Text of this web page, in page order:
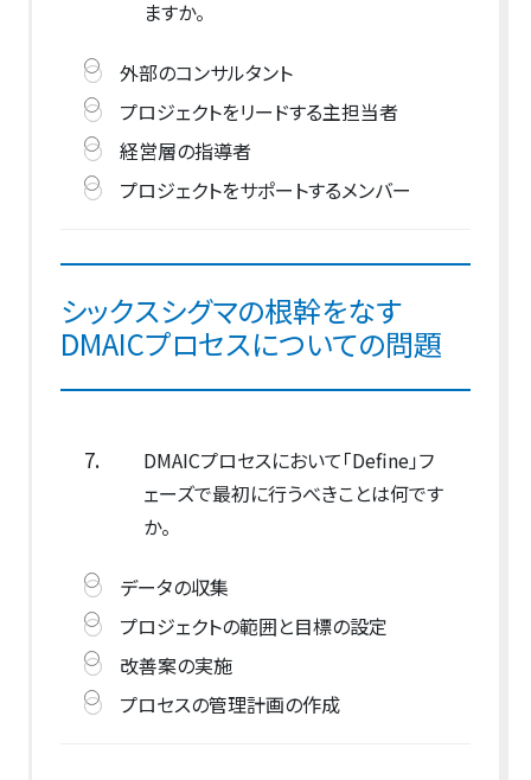
ますか。
外部のコンサルタント
プロジェクトをリードする主担当者
経営層の指導者
プロジェクトをサポートするメンバー
シックスシグマの根幹をなす
DMAICプロセスについての問題
7.
DMAICプロセスにおいて「Define」フ
ェーズで最初に行うべきことは何です
か。
データの収集
プロジェクトの範囲と目標の設定
改善案の実施
プロセスの管理計画の作成